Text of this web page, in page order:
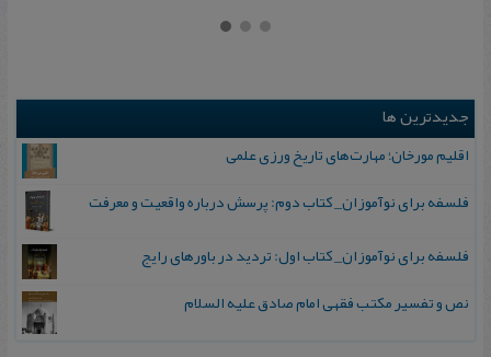
جدیدترین ها
اقلیم مورخان؛ مهارت‌های تاریخ ورزی علمی
فلسفه برای نوآموزان_ کتاب دوم: پرسش درباره واقعیت و معرفت
فلسفه برای نوآموزان_ کتاب اول: تردید در باورهای رایج
نص و تفسیر مکتب فقهی امام صادق علیه السلام